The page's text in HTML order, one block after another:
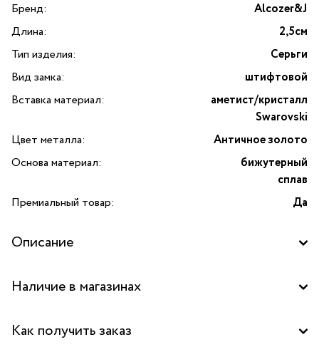
Бренд:
Alcozer&J
Длина:
2,5см
Тип изделия:
Серьги
Вид замка:
штифтовой
Вставка материал:
аметист/кристалл
Swarovski
Цвет металла:
Античное золото
Основа материал:
бижутерный
сплав
Премиальный товар:
Да
Описание
Наличие в магазинах
Бутик "La Nature" в ТРК "Щука", Москва
Как получить заказ